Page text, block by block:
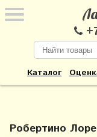
Каталог
Робертино